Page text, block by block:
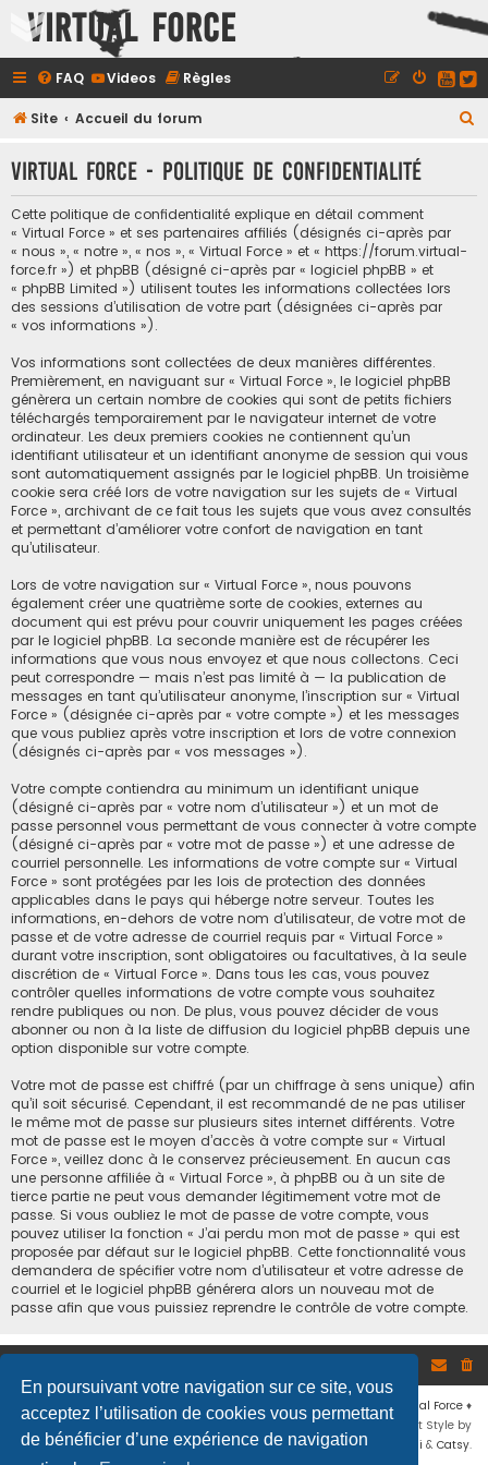
En poursuivant votre navigation sur ce site, vous
acceptez l’utilisation de cookies vous permettant
de bénéficier d’une expérience de navigation
Virtual Force
FAQ Videos Règles
Site Accueil du forum
h
Virtual Force - Politique de confidentialité
Cette politique de confidentialité explique en détail comment
« Virtual Force » et ses partenaires affiliés (désignés ci-après par
« nous », « notre », « nos », « Virtual Force » et « https://forum.virtual-
force.fr ») et phpBB (désigné ci-après par « logiciel phpBB » et
« phpBB Limited ») utilisent toutes les informations collectées lors
des sessions d’utilisation de votre part (désignées ci-après par
« vos informations »).
Vos informations sont collectées de deux manières différentes.
Premièrement, en naviguant sur « Virtual Force », le logiciel phpBB
génèrera un certain nombre de cookies qui sont de petits fichiers
téléchargés temporairement par le navigateur internet de votre
ordinateur. Les deux premiers cookies ne contiennent qu’un
identifiant utilisateur et un identifiant anonyme de session qui vous
sont automatiquement assignés par le logiciel phpBB. Un troisième
cookie sera créé lors de votre navigation sur les sujets de « Virtual
Force », archivant de ce fait tous les sujets que vous avez consultés
et permettant d’améliorer votre confort de navigation en tant
qu’utilisateur.
Lors de votre navigation sur « Virtual Force », nous pouvons
également créer une quatrième sorte de cookies, externes au
document qui est prévu pour couvrir uniquement les pages créées
par le logiciel phpBB. La seconde manière est de récupérer les
informations que vous nous envoyez et que nous collectons. Ceci
peut correspondre — mais n’est pas limité à — la publication de
messages en tant qu’utilisateur anonyme, l’inscription sur « Virtual
Force » (désignée ci-après par « votre compte ») et les messages
que vous publiez après votre inscription et lors de votre connexion
(désignés ci-après par « vos messages »).
Votre compte contiendra au minimum un identifiant unique
(désigné ci-après par « votre nom d’utilisateur ») et un mot de
passe personnel vous permettant de vous connecter à votre compte
(désigné ci-après par « votre mot de passe ») et une adresse de
courriel personnelle. Les informations de votre compte sur « Virtual
Force » sont protégées par les lois de protection des données
applicables dans le pays qui héberge notre serveur. Toutes les
informations, en-dehors de votre nom d’utilisateur, de votre mot de
passe et de votre adresse de courriel requis par « Virtual Force »
durant votre inscription, sont obligatoires ou facultatives, à la seule
discrétion de « Virtual Force ». Dans tous les cas, vous pouvez
contrôler quelles informations de votre compte vous souhaitez
rendre publiques ou non. De plus, vous pouvez décider de vous
abonner ou non à la liste de diffusion du logiciel phpBB depuis une
option disponible sur votre compte.
Votre mot de passe est chiffré (par un chiffrage à sens unique) afin
qu’il soit sécurisé. Cependant, il est recommandé de ne pas utiliser
le même mot de passe sur plusieurs sites internet différents. Votre
mot de passe est le moyen d’accès à votre compte sur « Virtual
Force », veillez donc à le conservez précieusement. En aucun cas
une personne affiliée à « Virtual Force », à phpBB ou à un site de
tierce partie ne peut vous demander légitimement votre mot de
passe. Si vous oubliez le mot de passe de votre compte, vous
pouvez utiliser la fonction « J’ai perdu mon mot de passe » qui est
proposée par défaut sur le logiciel phpBB. Cette fonctionnalité vous
demandera de spécifier votre nom d’utilisateur et votre adresse de
courriel et le logiciel phpBB générera alors un nouveau mot de
passe afin que vous puissiez reprendre le contrôle de votre compte.
Développé par phpBB® Forum Software © phpBB Limited♦ © 2019Virtual Force ♦
Communauté Steam
Confidentialité
Flat Style by
Ian Bradley♦ Adapté par Mogwaii & Catsy.